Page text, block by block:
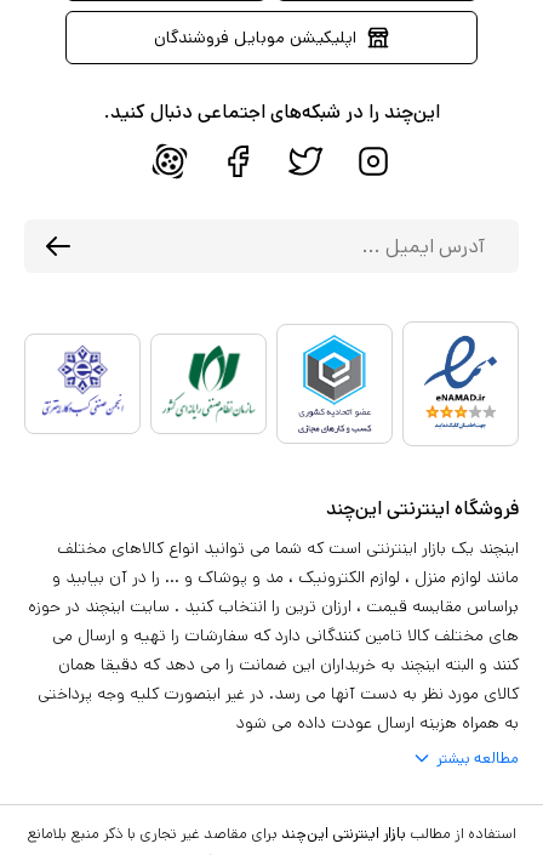
اپلیکیشن موبایل فروشندگان
این‌چند را در شبکه‌های اجتماعی دنبال کنید.
فروشگاه اینترنتی این‌چند
اینچند یک بازار اینترنتی است که شما می توانید انواع کالاهای مختلف
مانند لوازم منزل ، لوازم الکترونیک ، مد و پوشاک و ... را در آن بیابید و
براساس مقایسه قیمت ، ارزان ترین را انتخاب کنید . سایت اینچند در حوزه
های مختلف کالا تامین کنندگانی دارد که سفارشات را تهیه و ارسال می
کنند و البته اینچند به خریداران این ضمانت را می دهد که دقیقا همان
کالای مورد نظر به دست آنها می رسد. در غیر اینصورت کلیه وجه پرداختی
به همراه هزینه ارسال عودت داده می شود
مطالعه بیشتر
استفاده از مطالب بازار اینترنتی این‌چند برای مقاصد غیر تجاری با ذکر منبع بلامانع